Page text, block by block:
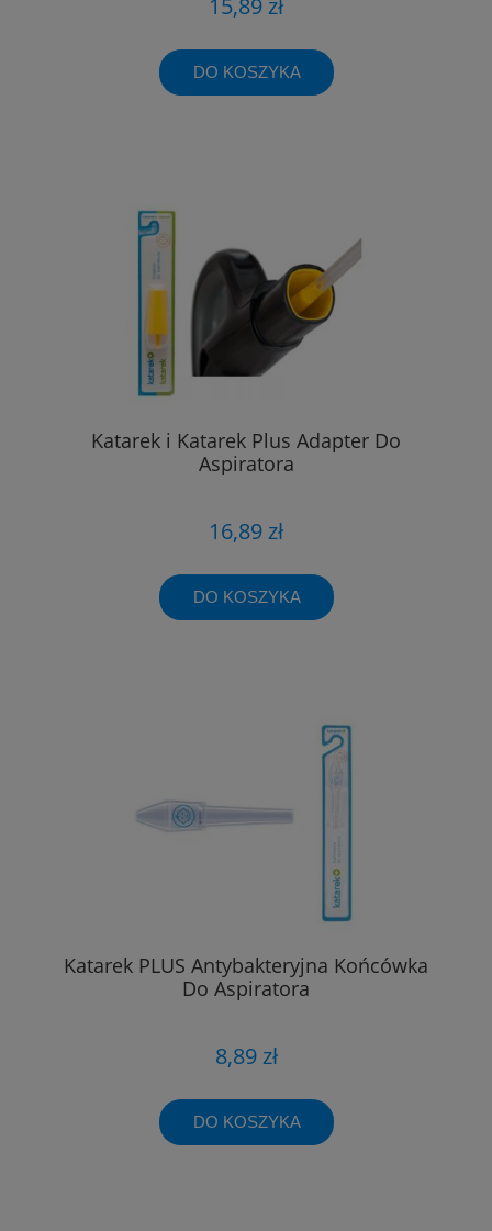
DO KOSZYKA
Katarek i Katarek Plus Adapter Do
Aspiratora
16,89 zł
DO KOSZYKA
Katarek PLUS Antybakteryjna Końcówka
Do Aspiratora
8,89 zł
DO KOSZYKA